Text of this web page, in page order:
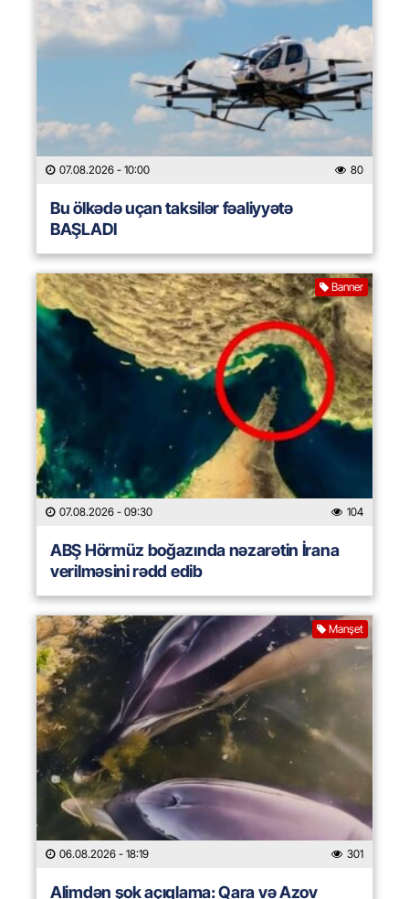
07.08.2026 - 10:00 80
Bu ölkədə uçan taksilər fəaliyyətə
BAŞLADI
Banner
07.08.2026 - 09:30 104
ABŞ Hörmüz boğazında nəzarətin İrana
verilməsini rədd edib
Manşet
06.08.2026 - 18:19 301
Alimdən şok açıqlama: Qara və Azov